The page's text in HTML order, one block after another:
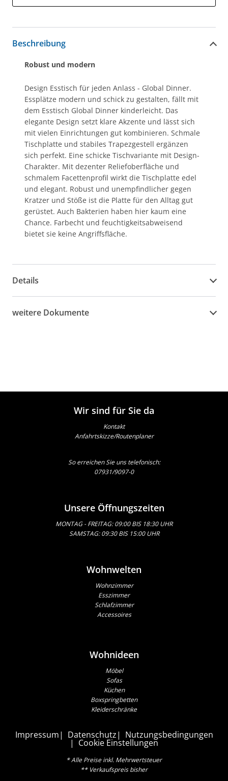
Beschreibung
Robust und modern
Design Esstisch für jeden Anlass - Global Dinner.
Essplätze modern und schick zu gestalten, fällt mit
dem Esstisch Global Dinner kinderleicht. Das
elegante Design setzt klare Akzente und lässt sich
mit vielen Einrichtungen gut kombinieren. Schmale
Tischplatte und stabiles Trapezgestell ergänzen
sich perfekt. Eine schicke Tischvariante mit Design-
Charakter. Mit dezenter Reliefoberfläche und
schmalem Facettenprofil wirkt die Tischplatte edel
und elegant. Robust und unempfindlicher gegen
Kratzer und Stöße ist die Platte für den Alltag gut
gerüstet. Auch Bakterien haben hier kaum eine
Chance. Farbecht und feuchtigkeitsabweisend
bietet sie keine Angriffsfläche.
Details
weitere Dokumente
Wir sind für Sie da
Kontakt
Anfahrtskizze/Routenplaner
So erreichen Sie uns telefonisch:
07931/9097-0
Unsere Öffnungszeiten
MONTAG - FREITAG: 09:00 BIS 18:30 UHR
SAMSTAG: 09:30 BIS 15:00 UHR
Wohnwelten
Wohnzimmer
Esszimmer
Schlafzimmer
Accessoires
Wohnideen
Möbel
Sofas
Küchen
Boxspringbetten
Kleiderschränke
Impressum Datenschutz Nutzungsbedingungen
Cookie Einstellungen
* Alle Preise inkl. Mehrwertsteuer
** Verkaufspreis bisher